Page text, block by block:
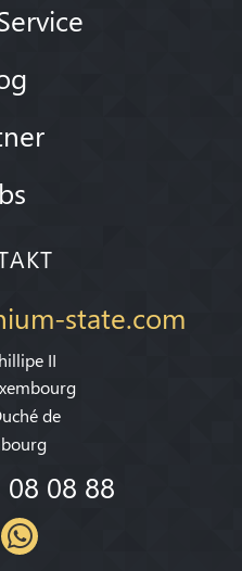
state.com
II
de
08 88